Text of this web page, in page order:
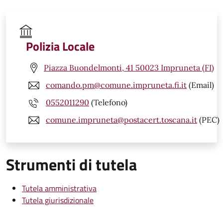
Polizia Locale
Piazza Buondelmonti, 41 50023 Impruneta (FI)
comando.pm@comune.impruneta.fi.it (Email)
0552011290 (Telefono)
comune.impruneta@postacert.toscana.it (PEC)
Strumenti di tutela
Tutela amministrativa
Tutela giurisdizionale